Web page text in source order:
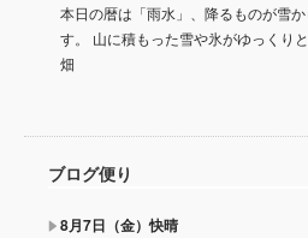
本日の暦は「雨水」、降るものが雪
す。 山に積もった雪や氷がゆっくり
畑
ブログ便り
8月7日（金）快晴